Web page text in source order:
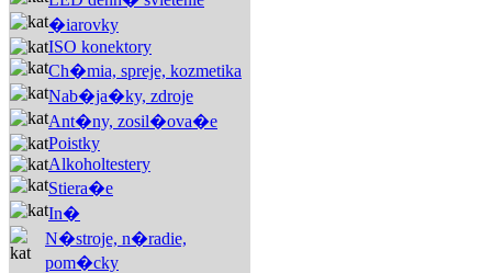
�iarovky
ISO konektory
Ch�mia, spreje, kozmetika
Nab�ja�ky, zdroje
Ant�ny, zosil�ova�e
Poistky
Alkoholtestery
Stiera�e
In�
N�stroje, n�radie,
pom�cky